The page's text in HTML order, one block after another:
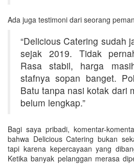
Ada juga testimoni dari seorang
“Delicious Catering sudah
sejak 2019. Tidak
Rasa stabil, harga
stafnya sopan banget.
Batu tanpa nasi kotak dari
belum lengkap.”
Bagi saya pribadi, komentar-
bahwa Delicious Catering bukan
tapi karena kepercayaan yang
Ketika banyak pelanggan merasa